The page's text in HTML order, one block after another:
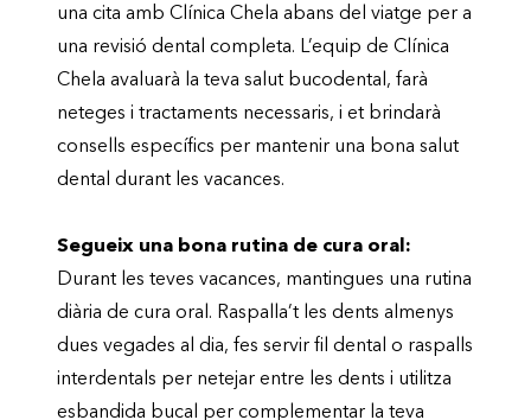
una cita amb Clínica Chela abans del viatge per a
una revisió dental completa. L’equip de Clínica
Chela avaluarà la teva salut bucodental, farà
neteges i tractaments necessaris, i et brindarà
consells específics per mantenir una bona salut
dental durant les vacances.
Segueix una bona rutina de cura oral:
Durant les teves vacances, mantingues una rutina
diària de cura oral. Raspalla’t les dents almenys
dues vegades al dia, fes servir fil dental o raspalls
interdentals per netejar entre les dents i utilitza
esbandida bucal per complementar la teva